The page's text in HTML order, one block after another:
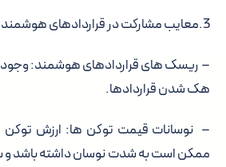
3.معایب مشارکت در قراردادهای هوشمند
– ریسک های قراردادهای هوشمند:
هک شدن قراردادها.
ممکن است به شدت نوسان داشته باشد و